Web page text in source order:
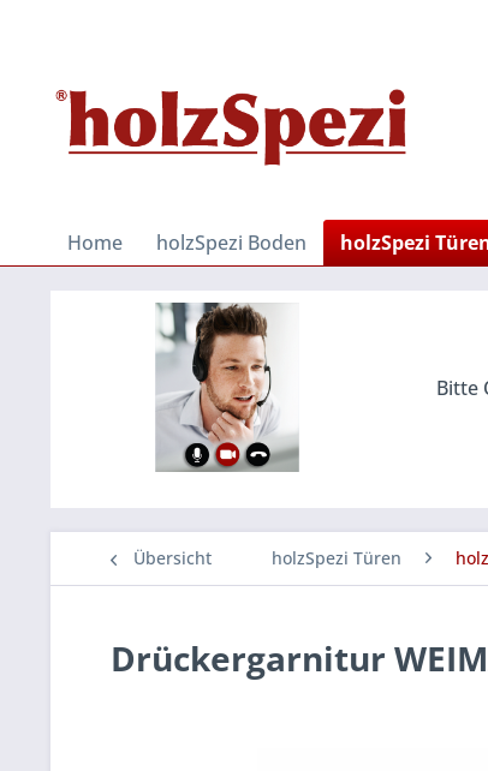
Home holzSpezi Boden holzSpezi
Bitte
Übersicht holzSpezi Türen
Drückergarnitur